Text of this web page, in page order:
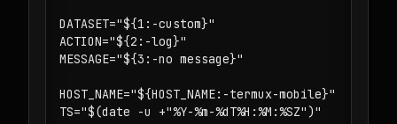
DATASET="${1:-custom}"
ACTION="${2:-log}"
MESSAGE="${3:-no message}"
HOST_NAME="${HOST_NAME:-termux-mobile}"
TS="$(date -u +"%Y-%m-%dT%H:%M:%SZ")"